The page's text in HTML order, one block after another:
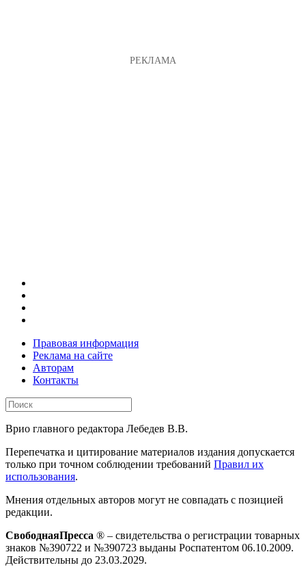
Правовая информация
Реклама на сайте
Авторам
Контакты
Врио главного редактора Лебедев В.В.
Перепечатка и цитирование материалов издания допускается
только при точном соблюдении требований Правил их
использования.
Мнения отдельных авторов могут не совпадать с позицией
редакции.
СвободнаяПресса ® – свидетельства о регистрации товарных
знаков №390722 и №390723 выданы Роспатентом 06.10.2009.
Действительны до 23.03.2029.